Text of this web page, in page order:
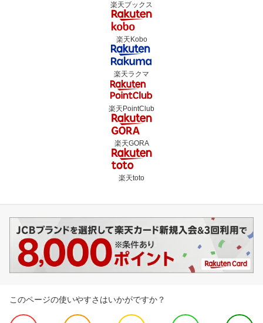
楽天ブックス
楽天Kobo
楽天ラクマ
楽天PointClub
楽天GORA
楽天toto
このページの使いやすさはいかがですか？